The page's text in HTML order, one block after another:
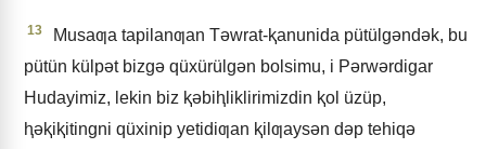
13
Musaƣa tapilanƣan Tǝwrat-ⱪanunida pütülgǝndǝk, bu
pütün külpǝt bizgǝ qüxürülgǝn bolsimu, i Pǝrwǝrdigar
Hudayimiz, lekin biz ⱪǝbiⱨliklirimizdin ⱪol üzüp,
ⱨǝⱪiⱪitingni qüxinip yetidiƣan ⱪilƣaysǝn dǝp tehiqǝ